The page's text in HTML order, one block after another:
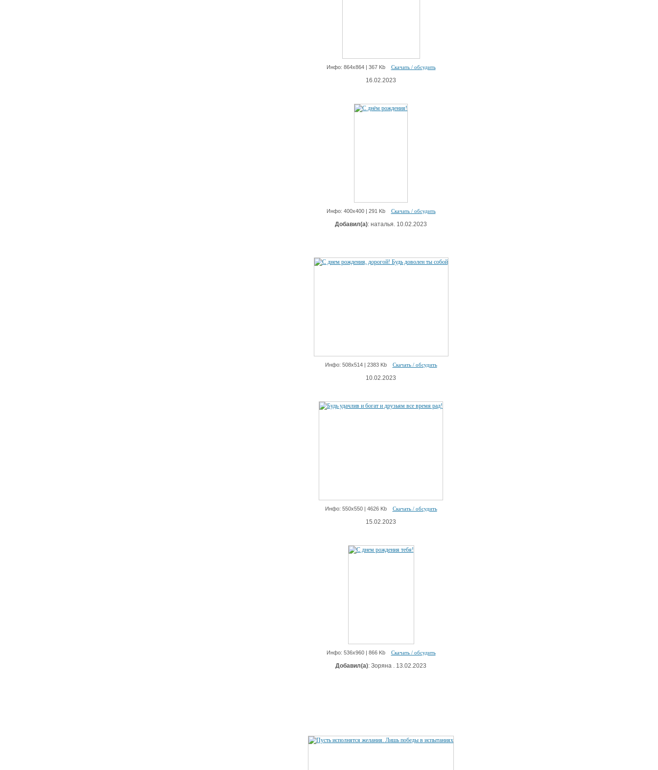
Инфо: 864х864 | 367 Kb Скачать / обсудить
16.02.2023
Инфо: 400х400 | 291 Kb Скачать / обсудить
Добавил(а): наталья. 10.02.2023
Инфо: 508х514 | 2383 Kb Скачать / обсудить
10.02.2023
Инфо: 550х550 | 4626 Kb Скачать / обсудить
15.02.2023
Инфо: 536х960 | 866 Kb Скачать / обсудить
Добавил(а): Зоряна . 13.02.2023